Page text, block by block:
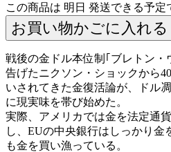
この商品は 明日 発送できる予定
戦後の金ドル本位制｢ブレトン・
告げたニクソン・ショックから
いされてきた金復活論が、ドル
に現実味を帯び始めた。
実際、アメリカでは金を法定通
し、EUの中央銀行はしっかり金
も金を買い漁っている。